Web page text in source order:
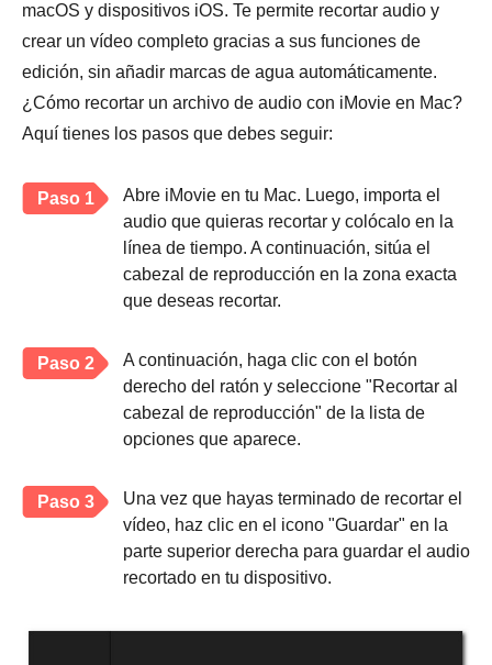
macOS y dispositivos iOS. Te permite recortar audio y
crear un vídeo completo gracias a sus funciones de
edición, sin añadir marcas de agua automáticamente.
¿Cómo recortar un archivo de audio con iMovie en Mac?
Aquí tienes los pasos que debes seguir:
Paso 1
Abre iMovie en tu Mac. Luego, importa el
audio que quieras recortar y colócalo en la
línea de tiempo. A continuación, sitúa el
cabezal de reproducción en la zona exacta
que deseas recortar.
Paso 2
A continuación, haga clic con el botón
derecho del ratón y seleccione "Recortar al
cabezal de reproducción" de la lista de
opciones que aparece.
Paso 3
Una vez que hayas terminado de recortar el
vídeo, haz clic en el icono "Guardar" en la
parte superior derecha para guardar el audio
recortado en tu dispositivo.